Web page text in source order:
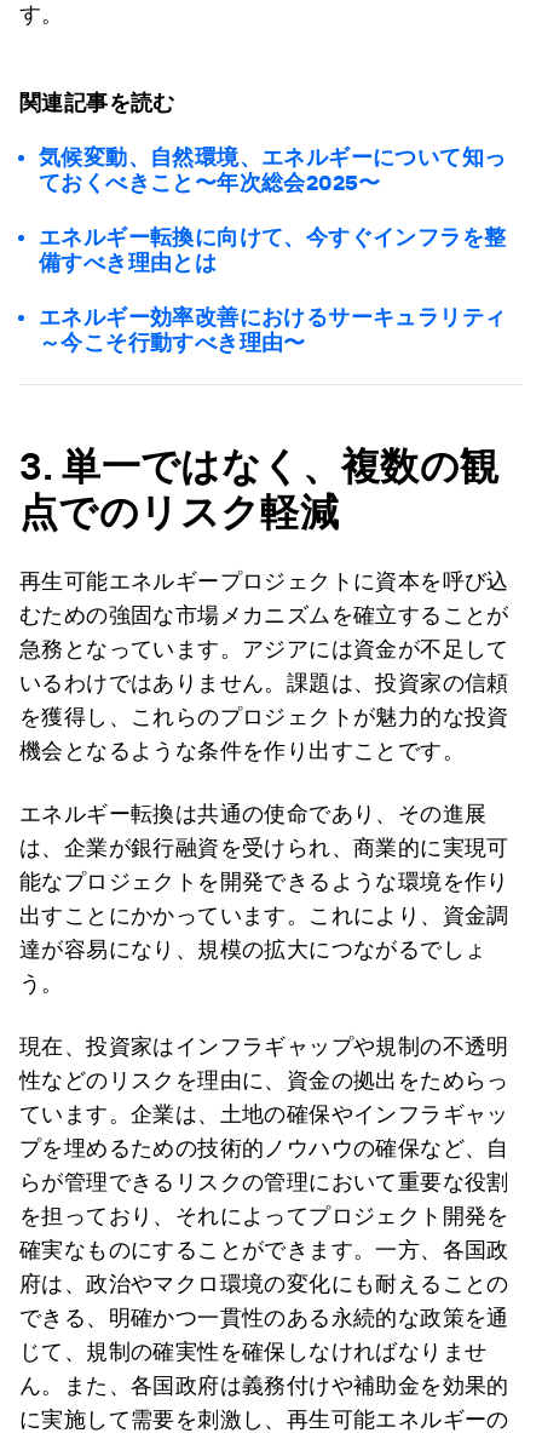
す。
関連記事を読む
気候変動、自然環境、エネルギーについて知っ
ておくべきこと〜年次総会2025〜
エネルギー転換に向けて、今すぐインフラを整
備すべき理由とは
エネルギー効率改善におけるサーキュラリティ
～今こそ行動すべき理由〜
3.単一ではなく、複数の観
点でのリスク軽減
再生可能エネルギープロジェクトに資本を呼び込
むための強固な市場メカニズムを確立することが
急務となっています。アジアには資金が不足して
いるわけではありません。課題は、投資家の信頼
を獲得し、これらのプロジェクトが魅力的な投資
機会となるような条件を作り出すことです。
エネルギー転換は共通の使命であり、その進展
は、企業が銀行融資を受けられ、商業的に実現可
能なプロジェクトを開発できるような環境を作り
出すことにかかっています。これにより、資金調
達が容易になり、規模の拡大につながるでしょ
う。
現在、投資家はインフラギャップや規制の不透明
性などのリスクを理由に、資金の拠出をためらっ
ています。企業は、土地の確保やインフラギャッ
プを埋めるための技術的ノウハウの確保など、自
らが管理できるリスクの管理において重要な役割
を担っており、それによってプロジェクト開発を
確実なものにすることができます。一方、各国政
府は、政治やマクロ環境の変化にも耐えることの
できる、明確かつ一貫性のある永続的な政策を通
じて、規制の確実性を確保しなければなりませ
ん。また、各国政府は義務付けや補助金を効果的
に実施して需要を刺激し、再生可能エネルギーの